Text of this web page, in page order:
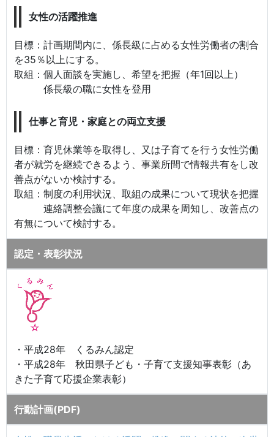
女性の活躍推進
目標：計画期間内に、係長級に占める女性労働者の割合
を35％以上にする。
取組：個人面談を実施し、希望を把握（年1回以上）
係長級の職に女性を登用
仕事と育児・家庭との両立支援
目標：育児休業等を取得し、又は子育てを行う女性労働
者が就労を継続できるよう、事業所間で情報共有をし改
善点がないか検討する。
取組：制度の利用状況、取組の成果について現状を把握
連絡調整会議にて年度の成果を周知し、改善点の
有無について検討する。
認定・表彰状況
・平成28年 くるみん認定
・平成28年 秋田県子ども・子育て支援知事表彰（あ
きた子育て応援企業表彰）
行動計画(PDF)